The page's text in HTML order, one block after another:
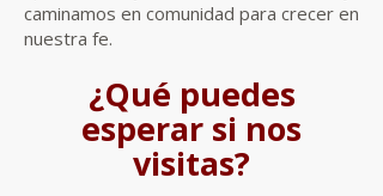
caminamos en comunidad para crecer en
nuestra fe.
¿Qué puedes
esperar si nos
visitas?